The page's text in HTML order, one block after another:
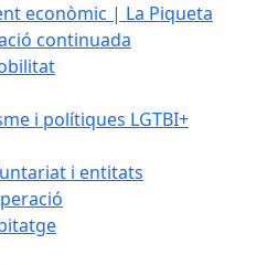
econòmic | La Piqueta
continuada
i polítiques LGTBI+
i entitats